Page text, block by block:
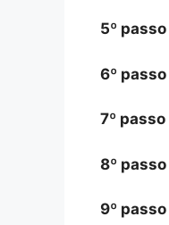
5º passo
6º passo
7º passo
8º passo
9º passo